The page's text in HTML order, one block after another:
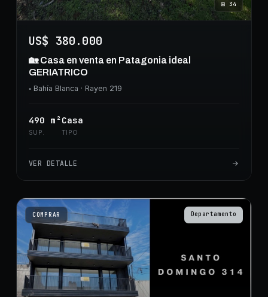
⊞34
US$ 380.000
🏡 Casa en venta en Patagonia ideal
GERIATRICO
◦ Bahía Blanca · Rayen 219
490 m²
SUP.
Casa
TIPO
VER DETALLE
COMPRAR Departamento